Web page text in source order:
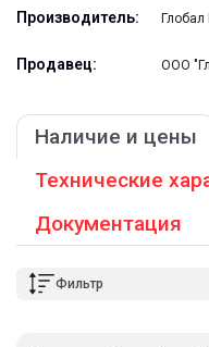
Производитель:
Продавец: ООО
Наличие и цены
Технические
Документация
Фильтр